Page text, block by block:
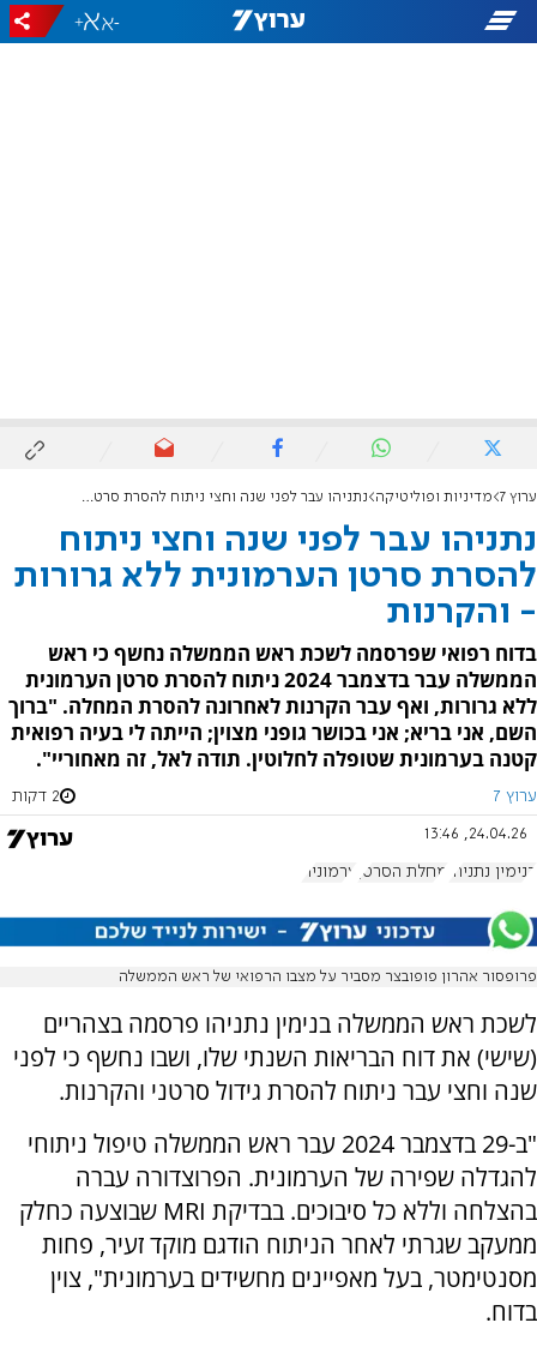
-
+
ערוץ 7 מדיניות ופוליטיקה נתניהו עבר לפני שנה וחצי ניתוח להסרת סרטן הערמונית ללא גרורות - והקרנות
נתניהו עבר לפני שנה וחצי ניתוח
להסרת סרטן הערמונית ללא גרורות
- והקרנות
בדוח רפואי שפרסמה לשכת ראש הממשלה נחשף כי ראש
הממשלה עבר בדצמבר 2024 ניתוח להסרת סרטן הערמונית
ללא גרורות, ואף עבר הקרנות לאחרונה להסרת המחלה. "ברוך
השם, אני בריא; אני בכושר גופני מצוין; הייתה לי בעיה רפואית
קטנה בערמונית שטופלה לחלוטין. תודה לאל, זה מאחוריי".
ערוץ 7 2 דקות
24.04.26, 13:46
בנימין נתניהו מחלת הסרטן ערמונית
פרופסור אהרון פופובצר מסביר על מצבו הרפואי של ראש הממשלה
לשכת ראש הממשלה בנימין נתניהו פרסמה בצהריים
(שישי) את דוח הבריאות השנתי שלו, ושבו נחשף כי לפני
שנה וחצי עבר ניתוח להסרת גידול סרטני והקרנות.
"ב-29 בדצמבר 2024 עבר ראש הממשלה טיפול ניתוחי
להגדלה שפירה של הערמונית. הפרוצדורה עברה
בהצלחה וללא כל סיבוכים. בבדיקת MRI שבוצעה כחלק
ממעקב שגרתי לאחר הניתוח הודגם מוקד זעיר, פחות
מסנטימטר, בעל מאפיינים מחשידים בערמונית", צוין
בדוח.